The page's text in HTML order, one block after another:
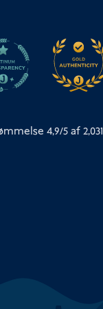
4,9/5 af2,031